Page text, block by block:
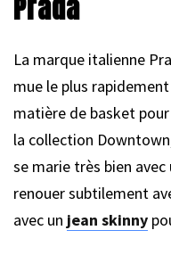
Prada
La marque italienne
mue le plus
matière de basket
la collection
se marie très bien
renouer subtilement
avec un jean skinny